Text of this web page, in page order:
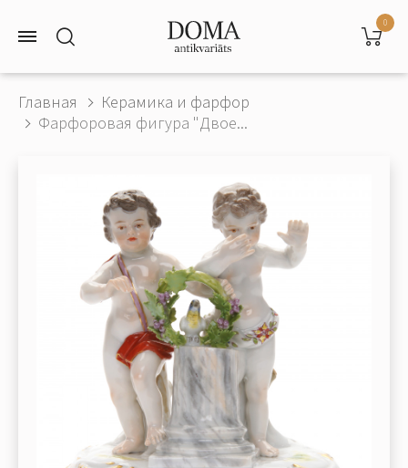
0
Главная
Керамика и фарфор
Фарфоровая фигура "Двое...